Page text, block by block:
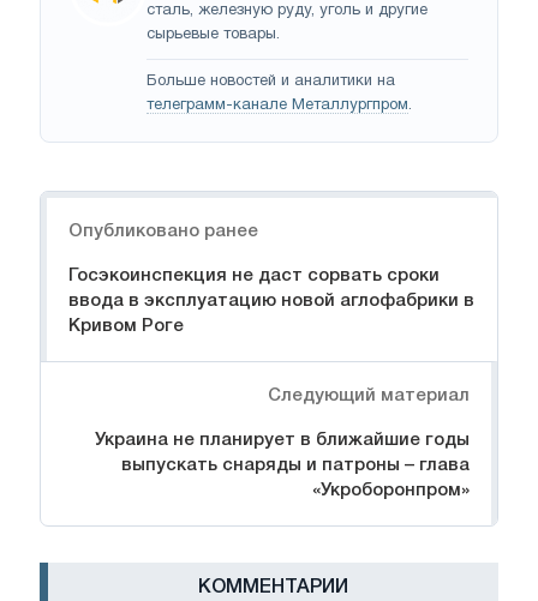
сталь, железную руду, уголь и другие
сырьевые товары.
Больше новостей и аналитики на
телеграмм-канале Металлургпром.
Опубликовано ранее
Госэкоинспекция не даст сорвать сроки
ввода в эксплуатацию новой аглофабрики в
Кривом Роге
Следующий материал
Украина не планирует в ближайшие годы
выпускать снаряды и патроны – глава
«Укроборонпром»
КОММЕНТАРИИ